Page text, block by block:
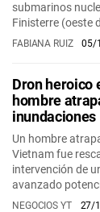
submarinos
Finisterre (oeste
FABIANA RUIZ 05/
Dron heroico
hombre
inundaciones
Un hombre
Vietnam fue
intervención de
avanzado
NEGOCIOS YT 27/